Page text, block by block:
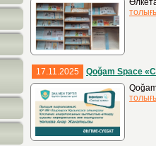
17.11.2025
Qoğam Space